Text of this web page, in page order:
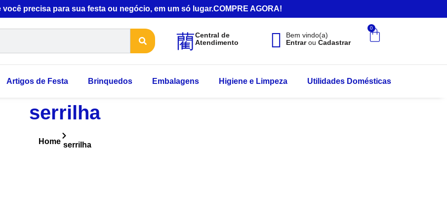
você precisa para sua festa ou negócio, em um só lugar.COMPRE AGORA!
Central de
Atendimento
Bem vindo(a)
EntrarouCadastrar
0
Artigos de Festa Brinquedos Embalagens Higiene e Limpeza Utilidades Domésticas
serrilha
Home serrilha